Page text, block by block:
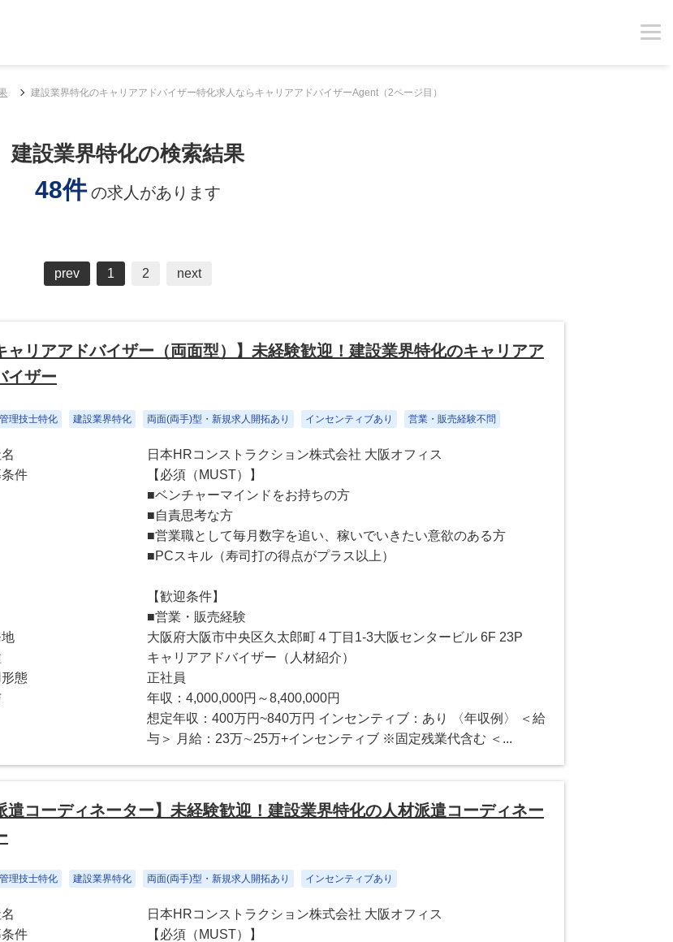
建設業界特化のキャリアアドバイザー特化求人ならキャリアアドバイザーAgent（2ページ目）
建設業界特化の検索結果
48件 の求人があります
prev 1 2 next
ャリアアドバイザー（両面型）】未経験歓迎！建設業界特化のキャリアア
イザー
理技士特化 建設業界特化 両面(両手)型・新規求人開拓あり インセンティブあり 営業・販売経験不問
日本HRコンストラクション株式会社 大阪オフィス
件
【必須（MUST）】
■ベンチャーマインドをお持ちの方
■自責思考な方
■営業職として毎月数字を追い、稼いでいきたい意欲のある方
■PCスキル（寿司打の得点がプラス以上）
【歓迎条件】
■営業・販売経験
大阪府大阪市中央区久太郎町４丁目1-3大阪センタービル 6F 23P
キャリアアドバイザー（人材紹介）
態
正社員
年収：4,000,000円～8,400,000円
想定年収：400万円~840万円 インセンティブ：あり 〈年収例〉 ＜給
与＞ 月給：23万∼25万+インセンティブ ※固定残業代含む ＜...
遣コーディネーター】未経験歓迎！建設業界特化の人材派遣コーディネー
理技士特化 建設業界特化 両面(両手)型・新規求人開拓あり インセンティブあり
日本HRコンストラクション株式会社 大阪オフィス
件
【必須（MUST）】